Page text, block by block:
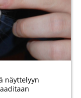
näyttelyyn